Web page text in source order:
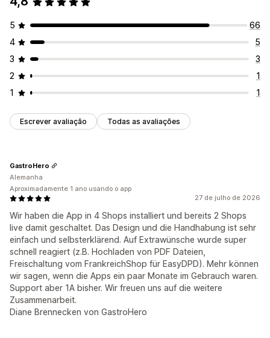
5
66
4
5
3
3
2
1
1
1
Escrever avaliação Todas as avaliações
27 de julho de 2026
Wir haben die App in 4 Shops installiert und bereits 2 Shops
live damit geschaltet. Das Design und die Handhabung ist sehr
einfach und selbsterklärend. Auf Extrawünsche wurde super
schnell reagiert (z.B. Hochladen von PDF Dateien,
Freischaltung vom FrankreichShop für EasyDPD). Mehr können
wir sagen, wenn die Apps ein paar Monate im Gebrauch waren.
Support aber 1A bisher. Wir freuen uns auf die weitere
Zusammenarbeit.
Diane Brennecken von GastroHero
GastroHero
Alemanha
Aproximadamente 1 ano usando o app